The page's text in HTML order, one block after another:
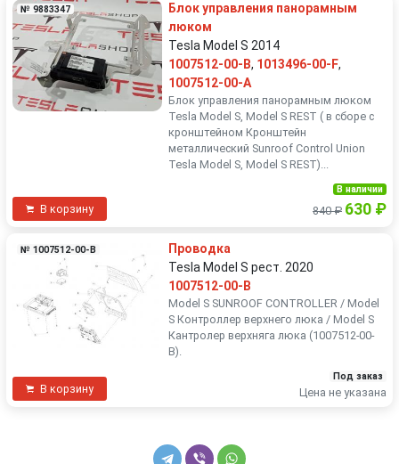
№ 9883347
Блок управления панорамным
люком
Tesla Model S 2014
1007512-00-B, 1013496-00-F,
1007512-00-A
Блок управления панорамным люком
Tesla Model S, Model S REST ( в сборе с
кронштейном Кронштейн
металлический Sunroof Control Union
Tesla Model S, Model S REST)...
В корзину
В наличии
840 ₽ 630 ₽
№ 1007512-00-B
Проводка
Tesla Model S рест. 2020
1007512-00-B
Model S SUNROOF CONTROLLER / Model
S Контроллер верхнего люка / Model S
Кантролер верхняга люка (1007512-00-
B).
В корзину
Под заказ
Цена не указана